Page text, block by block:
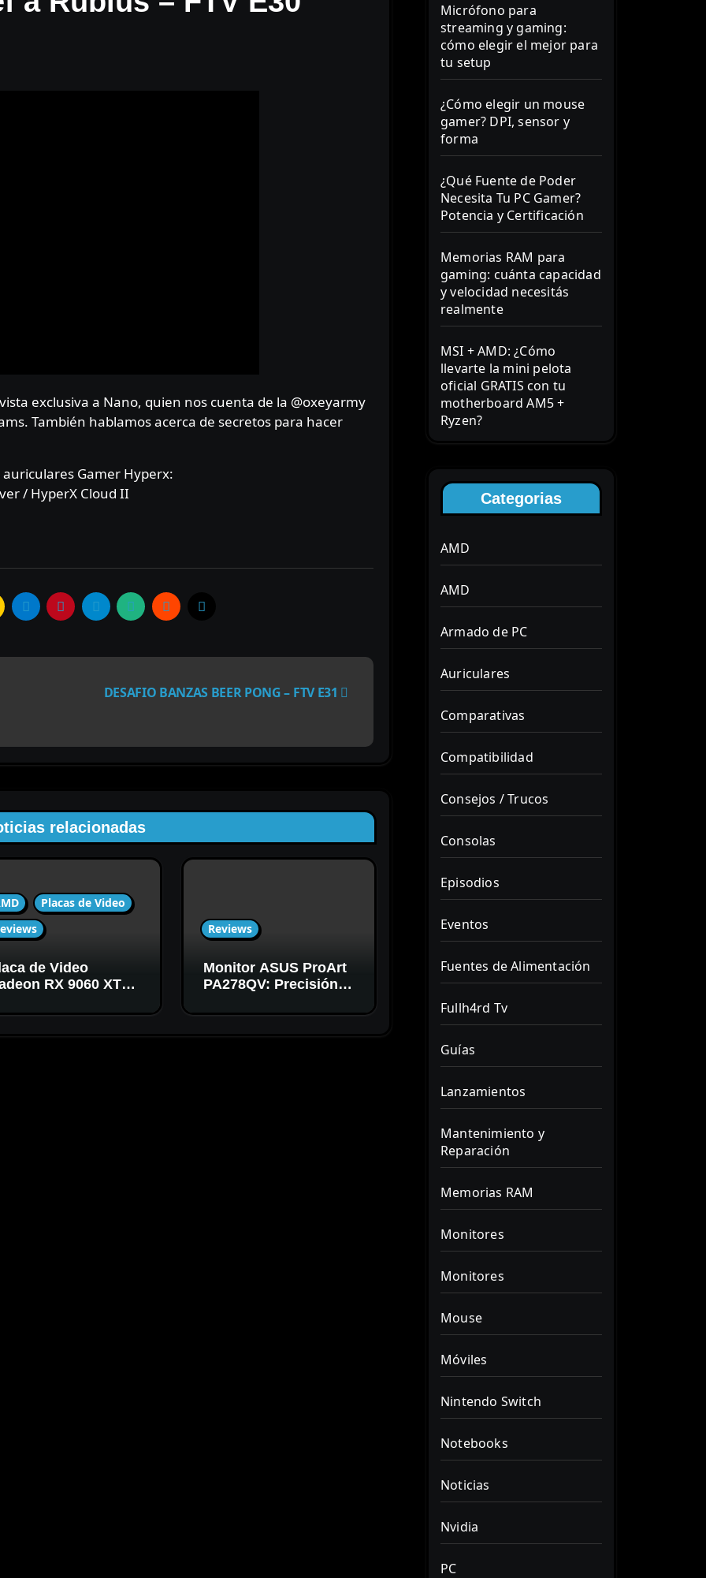
También hablamos acerca de secretos para hacer
Gamer Hyperx:
/ HyperX Cloud II
DESAFIO BANZAS BEER PONG – FTV E31
relacionadas
Placas de Video
de Video
RX 9060 XT
AMD RDNA 4
Reviews
Monitor ASUS ProArt
PA278QV: Precisión
Micrófono para
streaming y gaming:
cómo elegir el mejor para
tu setup
¿Cómo elegir un mouse
gamer? DPI, sensor y
forma
¿Qué Fuente de Poder
Necesita Tu PC Gamer?
Potencia y Certificación
Memorias RAM para
gaming: cuánta capacidad
y velocidad necesitás
realmente
MSI + AMD: ¿Cómo
llevarte la mini pelota
oficial GRATIS con tu
motherboard AM5 +
Ryzen?
Categorias
AMD
AMD
Armado de PC
Auriculares
Comparativas
Compatibilidad
Consejos / Trucos
Consolas
Episodios
Eventos
Fuentes de Alimentación
Fullh4rd Tv
Guías
Lanzamientos
Mantenimiento y
Reparación
Memorias RAM
Monitores
Monitores
Mouse
Móviles
Nintendo Switch
Notebooks
Noticias
Nvidia
PC